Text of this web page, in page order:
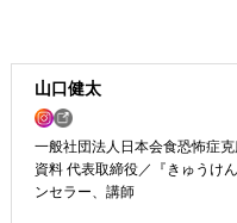
山口健太
一般社団法人日本会食恐怖症
資料 代表取締役／『きゅうけ
ンセラー、講師